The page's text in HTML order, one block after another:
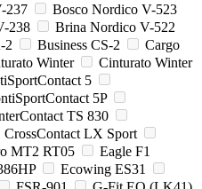
237
Bosco Nordico V-523
238
Brina Nordico V-522
2 Business CS-2
Cargo
Winter
Cinturato Winter
5
5P
TS 830
CrossContact LX Sport
MT2 RT05
Eagle F1
Ecowing ES31